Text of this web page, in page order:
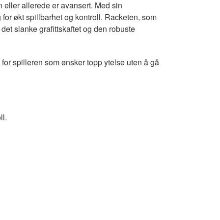
eller allerede er avansert. Med sin
økt spillbarhet og kontroll. Racketen, som
slanke grafittskaftet og den robuste
spilleren som ønsker topp ytelse uten å gå